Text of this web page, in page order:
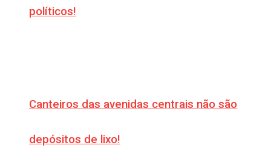
políticos!
Canteiros das avenidas centrais não são
depósitos de lixo!